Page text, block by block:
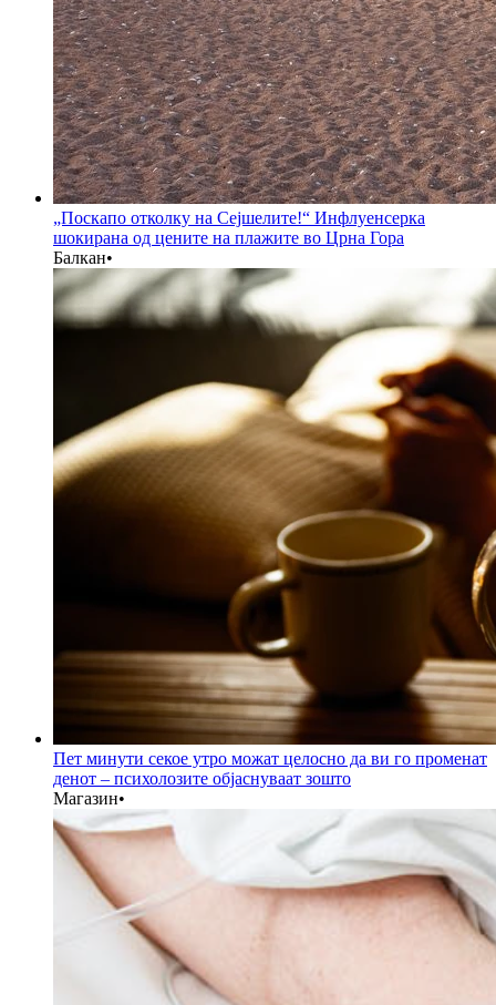
„Поскапо отколку на Сејшелите!“ Инфлуенсерка
шокирана од цените на плажите во Црна Гора
Балкан•
Пет минути секое утро можат целосно да ви го променат
денот – психолозите објаснуваат зошто
Магазин•